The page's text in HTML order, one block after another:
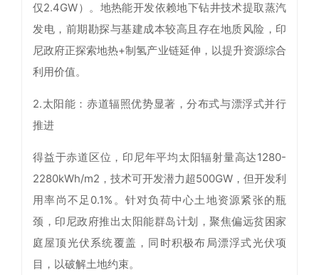
仅2.4GW）。地热能开发依赖地下钻井技术提取蒸汽
发电，前期勘探与基建成本较高且存在地质风险，印
尼政府正探索地热+制氢产业链延伸，以提升资源综合
利用价值。
2.太阳能：赤道辐照优势显著，分布式与漂浮式并行
推进
得益于赤道区位，印尼年平均太阳辐射量高达1280-
2280kWh/m2，技术可开发潜力超500GW，但开发利
用率尚不足0.1%。针对负荷中心土地资源紧张的瓶
颈，印尼政府推出太阳能群岛计划，聚焦偏远贫困家
庭屋顶光伏系统覆盖，同时积极布局漂浮式光伏项
目，以破解土地约束。